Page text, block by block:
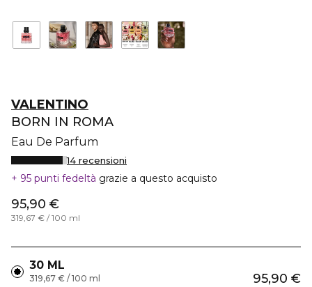
VALENTINO
BORN IN ROMA
Eau De Parfum
14 recensioni
95 punti fedeltà grazie a questo acquisto
95,90 €
319,67 € / 100 ml
30 ML
95,90 €
319,67 € / 100 ml